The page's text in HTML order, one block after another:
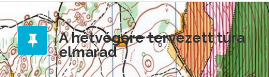
A hétvégére tervezett túra
elmarad